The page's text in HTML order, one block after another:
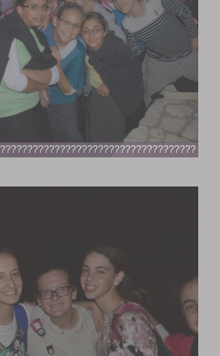
????????????????????????????????????